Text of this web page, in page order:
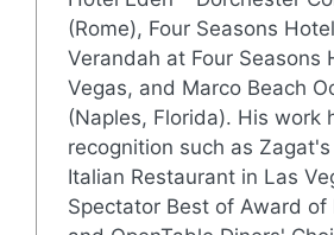
(Rome), Four Seasons
Verandah at Four Seasons
Vegas, and Marco Beach
(Naples, Florida). His work
recognition such as
Italian Restaurant in Las
Spectator Best of Award of